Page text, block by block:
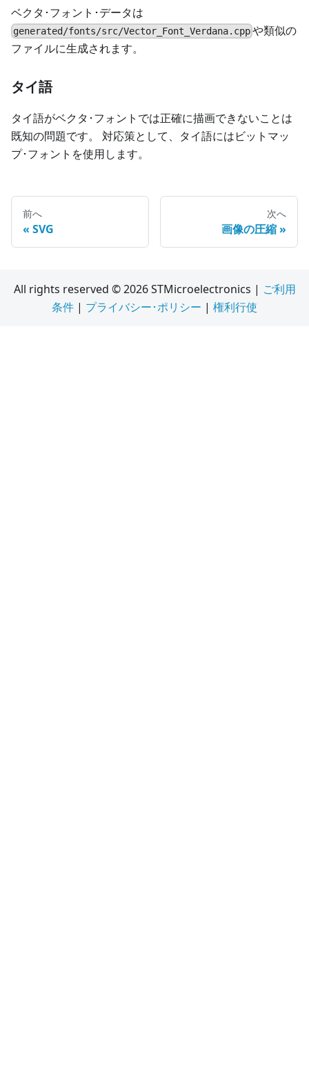
ベクタ･フォント･データは
generated/fonts/src/Vector_Font_Verdana.cpp や類似の
ファイルに生成されます。
タイ語
タイ語がベクタ･フォントでは正確に描画できないことは
既知の問題です。 対応策として、タイ語にはビットマッ
プ･フォントを使用します。
前へ
SVG
次へ
画像の圧縮
All rights reserved © 2026 STMicroelectronics | ご利用
条件 | プライバシー･ポリシー | 権利行使